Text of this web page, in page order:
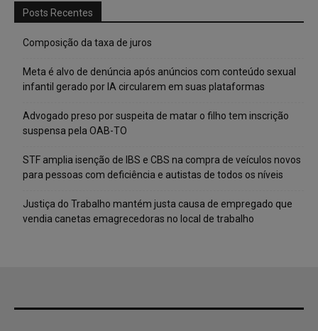
Posts Recentes
Composição da taxa de juros
Meta é alvo de denúncia após anúncios com conteúdo sexual
infantil gerado por IA circularem em suas plataformas
Advogado preso por suspeita de matar o filho tem inscrição
suspensa pela OAB-TO
STF amplia isenção de IBS e CBS na compra de veículos novos
para pessoas com deficiência e autistas de todos os níveis
Justiça do Trabalho mantém justa causa de empregado que
vendia canetas emagrecedoras no local de trabalho